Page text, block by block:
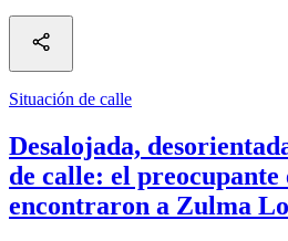
Situación de calle
Desalojada,
de calle: el preocupante
encontraron a Zulma